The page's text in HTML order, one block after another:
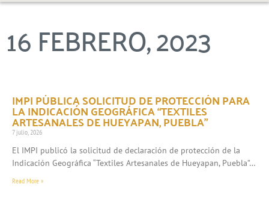
16 FEBRERO, 2023
IMPI PÚBLICA SOLICITUD DE PROTECCIÓN PARA
LA INDICACIÓN GEOGRÁFICA “TEXTILES
ARTESANALES DE HUEYAPAN, PUEBLA”
7 julio, 2026
El IMPI publicó la solicitud de declaración de protección de la
Indicación Geográfica “Textiles Artesanales de Hueyapan, Puebla”…
Read More »